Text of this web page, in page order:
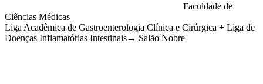
Faculdade de
Ciências Médicas
Liga Acadêmica de Gastroenterologia Clínica e Cirúrgica + Liga de
Doenças Inflamatórias Intestinais→ Salão Nobre